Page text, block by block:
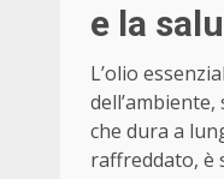
e la
L’olio
che dura a
raffreddato, è